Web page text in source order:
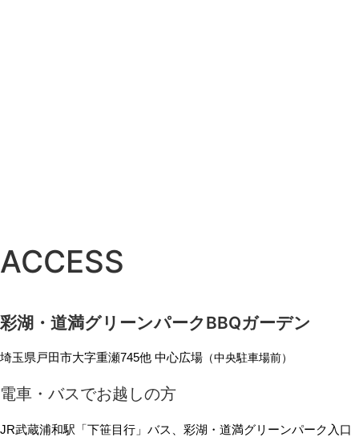
ACCESS
彩湖・道満グリーンパークBBQガーデン
埼玉県戸田市大字重瀬745他 中心広場 （中央駐車場前）
電車・バスでお越しの方
JR武蔵浦和駅「下笹目行」バス、彩湖・道満グリーンパーク入口